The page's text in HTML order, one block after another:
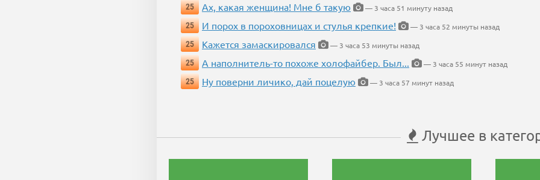
25
Ах, какая женщина! Мне б такую
— 3 часа 51 минуту назад
25
И порох в пороховницах и стулья крепкие!
— 3 часа 52 минуты назад
25
Кажется замаскировался
— 3 часа 53 минуты назад
25
А наполнитель-то похоже холофайбер. Был...
— 3 часа 55 минут назад
25
Ну поверни личико, дай поцелую — 3 часа 57 минут назад
Лучшее в